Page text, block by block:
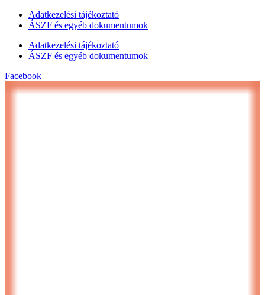
Adatkezelési tájékoztató
ÁSZF és egyéb dokumentumok
Adatkezelési tájékoztató
ÁSZF és egyéb dokumentumok
Facebook